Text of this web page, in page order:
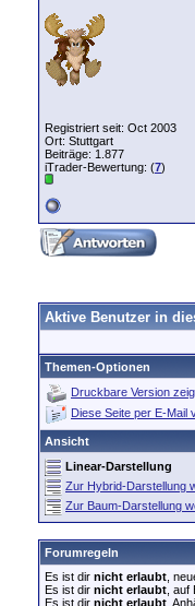
Registriert seit: Oct 2003
Ort: Stuttgart
Beiträge: 1.877
iTrader-Bewertung: (7)
Aktive Benutzer in
Themen-Optionen
Druckbare Version
Diese Seite per E-Mail
Ansicht
Linear-Darstellung
Zur Hybrid-Darstellung
Zur Baum-Darstellung
Forumregeln
Es ist dir nicht erlaubt ,
Es ist dir nicht erlaubt ,
Es ist dir nicht erlaubt ,